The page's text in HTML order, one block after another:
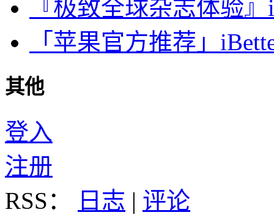
『极致全球杂志体验
「苹果官方推荐」
其他
登入
注册
RSS：
日志 | 评论